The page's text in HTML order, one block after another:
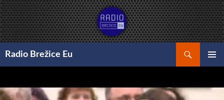
Preskoči
na
vsebino
Radio Brežice Eu